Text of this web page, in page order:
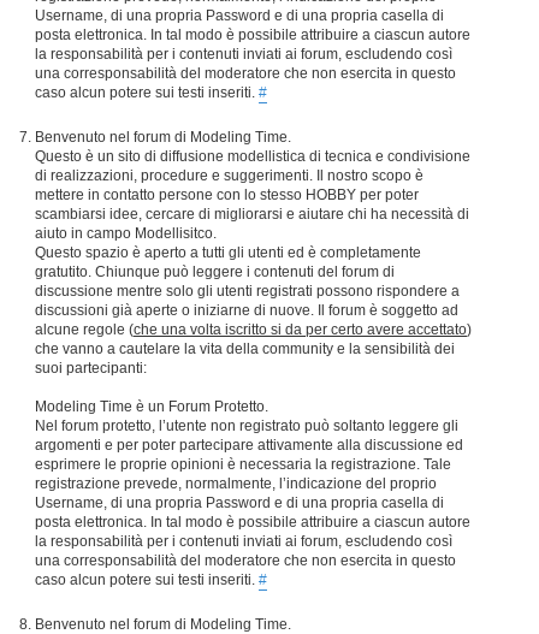
Username, di una propria Password e di una propria casella di
posta elettronica. In tal modo è possibile attribuire a ciascun autore
la responsabilità per i contenuti inviati ai forum, escludendo così
una corresponsabilità del moderatore che non esercita in questo
caso alcun potere sui testi inseriti. #
Benvenuto nel forum di Modeling Time.
Questo è un sito di diffusione modellistica di tecnica e condivisione
di realizzazioni, procedure e suggerimenti. Il nostro scopo è
mettere in contatto persone con lo stesso HOBBY per poter
scambiarsi idee, cercare di migliorarsi e aiutare chi ha necessità di
aiuto in campo Modellisitco.
Questo spazio è aperto a tutti gli utenti ed è completamente
gratutito. Chiunque può leggere i contenuti del forum di
discussione mentre solo gli utenti registrati possono rispondere a
discussioni già aperte o iniziarne di nuove. Il forum è soggetto ad
alcune regole (che una volta iscritto si da per certo avere accettato)
che vanno a cautelare la vita della community e la sensibilità dei
suoi partecipanti:
Modeling Time è un Forum Protetto.
Nel forum protetto, l’utente non registrato può soltanto leggere gli
argomenti e per poter partecipare attivamente alla discussione ed
esprimere le proprie opinioni è necessaria la registrazione. Tale
registrazione prevede, normalmente, l’indicazione del proprio
Username, di una propria Password e di una propria casella di
posta elettronica. In tal modo è possibile attribuire a ciascun autore
la responsabilità per i contenuti inviati ai forum, escludendo così
una corresponsabilità del moderatore che non esercita in questo
caso alcun potere sui testi inseriti. #
Benvenuto nel forum di Modeling Time.